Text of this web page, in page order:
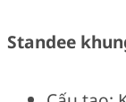
Standee